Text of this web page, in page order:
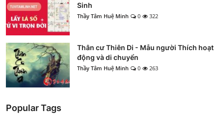
Sinh
Thầy Tâm Huệ Minh 0 322
Thân cư Thiên Di - Mẫu người Thích hoạt
động và di chuyển
Thầy Tâm Huệ Minh 0 263
Popular Tags